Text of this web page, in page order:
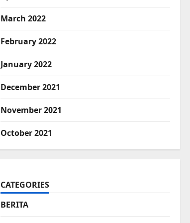
March 2022
February 2022
January 2022
December 2021
November 2021
October 2021
CATEGORIES
BERITA